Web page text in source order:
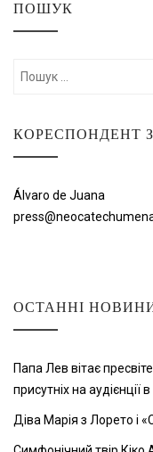
ПОШУК
Шукати:
КОРЕСПОНДЕНТ
Álvaro de Juana
ОСТАННІ
Папа Лев вітає
присутніх на
Діва Марія з Лорето і